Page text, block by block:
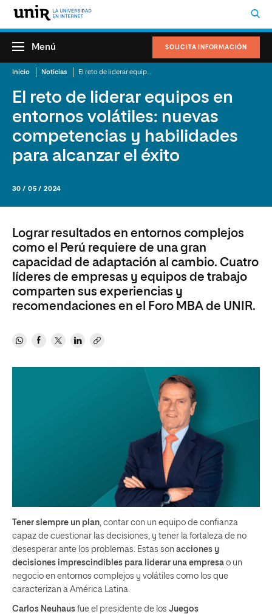
SOLICITA INFORMACIÓN
Menú
Inicio Noticias
El reto de liderar equipos en
entornos volátiles: nuevas
competencias y habilidades
para alcanzar el éxito
30 / 05 / 2024
Lograr resultados en entornos complejos
como el Perú requiere de una gran
capacidad de adaptación al cambio. Cuatro
líderes de empresas y equipos de trabajo
comparten sus experiencias y
recomendaciones en el Foro MBA de UNIR.
Tener siempre un plan , contar con un equipo de confianza
capaz de cuestionar las decisiones, y tener la fortaleza de no
desesperar ante los problemas. Estas son acciones y
decisiones imprescindibles para liderar una empresa o un
negocio en entornos complejos y volátiles como los que
caracterizan a América Latina.
Carlos Neuhaus fue el presidente de los Juegos